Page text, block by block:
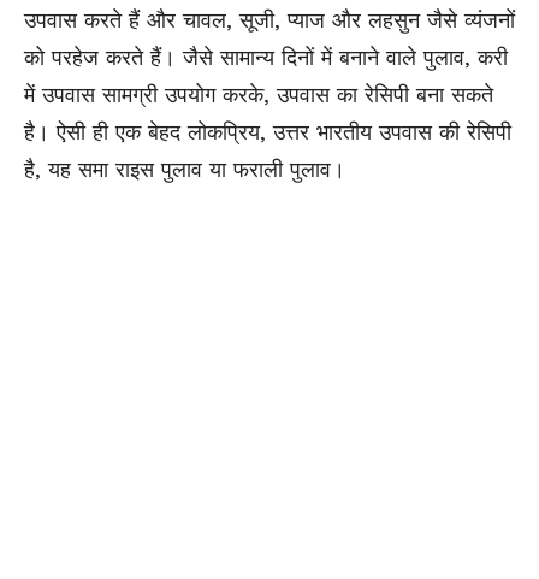
उपवास करते हैं और चावल, सूजी, प्याज और लहसुन जैसे व्यंजनों
को परहेज करते हैं। जैसे सामान्य दिनों में बनाने वाले पुलाव, करी
में उपवास सामग्री उपयोग करके, उपवास का रेसिपी बना सकते
है। ऐसी ही एक बेहद लोकप्रिय, उत्तर भारतीय उपवास की रेसिपी
है, यह समा राइस पुलाव या फराली पुलाव।